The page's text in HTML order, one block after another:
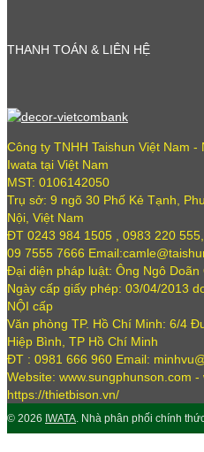
THANH TOÁN & LIÊN HỆ
Công ty TNHH Taishun Việt Nam
Iwata tại Việt Nam
MST: 0106142050
Trụ sở: 9 ngõ 30 Phố Kẻ Tạnh,
Nội, Việt Nam
ĐT 0243 984 1505 , 0983 220
09 7555 7666
Đại diện pháp luật: Ông Ngô Doãn
Ngày cấp giấy phép: 03/04/2013
NỘI cấp
Văn phòng TP. Hồ Chí Minh: 6/4
Hiệp Bình, TP Hồ Chí Minh
ĐT : 0981 666 960 Email:
Website: www.sungphunson.com -
https://thietbison.vn/
© 2026 IWATA. Nhà phân phối chính